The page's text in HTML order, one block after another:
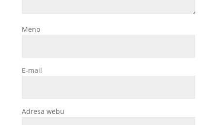
Meno
E-mail
Adresa webu